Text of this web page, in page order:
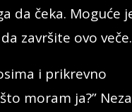
da čeka. Moguće
završite ovo veče.
i prikrevno
moram ja?”